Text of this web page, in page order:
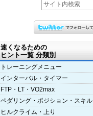
速くなるための
ヒント一覧 分類別
トレーニングメニュー
インターバル・タイマー
FTP・LT・VO2max
ペダリング・ポジション・スキル
ヒルクライム・上り